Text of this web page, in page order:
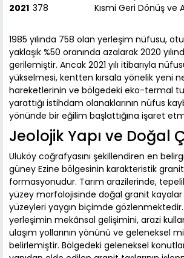
2021 378 Kısmi Geri Dönüş ve
1985 yılında 758 olan yerleşim nüfusu,
yaklaşık %50 oranında azalarak 2020
gerilemiştir. Ancak 2021 yılı itibarıyla
yükselmesi, kentten kırsala yönelik yeni
hareketlerinin ve bölgedeki eko-termal
yarattığı istihdam olanaklarının nüfus
yönünde bir eğilim başlattığına işaret
Jeolojik Yapı ve Doğal
Uluköy coğrafyasını şekillendiren en
güney Ezine bölgesinin karakteristik granit
formasyonudur. Tarım arazilerinde,
yüzey morfolojisinde doğal granit kayalar
yüzeyleri yaygın biçimde gözlenmektedir.
yerleşimin mekânsal gelişimini, arazi
ulaşım yollarının yönünü ve geleneksel
belirlemiştir. Bölgedeki geleneksel